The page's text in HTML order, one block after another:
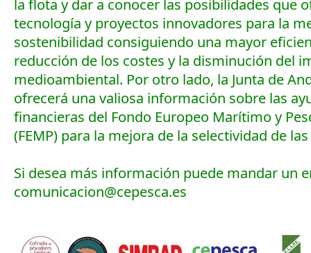
la flota y dar a conocer las posibilidades que
tecnología y proyectos innovadores para la
sostenibilidad consiguiendo una mayor
reducción de los costes y la disminución del
medioambiental. Por otro lado, la Junta de
ofrecerá una valiosa información sobre las
financieras del Fondo Europeo Marítimo y
(FEMP) para la mejora de la selectividad de
Si desea más información puede mandar un
comunicacion@cepesca.es